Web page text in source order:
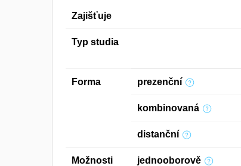
Zajišťuje
Typ studia
Forma prezenční
kombinovaná
distanční
Možnosti
jednooborově